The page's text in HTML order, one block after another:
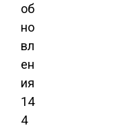
об
но
вл
ен
ия
14
4